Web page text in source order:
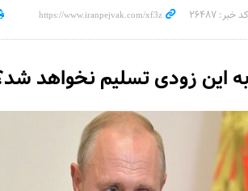
کد خبر: 26487
به این زودی تسلیم نخواهد